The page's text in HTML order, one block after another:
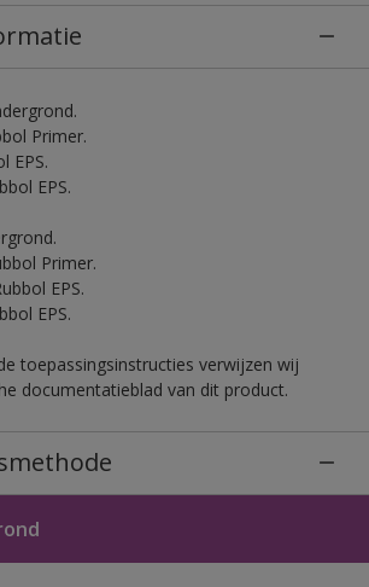
Primer.
EPS.
EPS.
Primer.
EPS.
EPS.
toepassingsinstructies verwijzen wij
documentatieblad van dit product.